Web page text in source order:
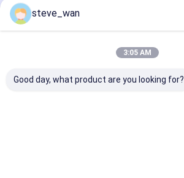
steve_wan
3:05 AM
Good day, what product are you looking for?